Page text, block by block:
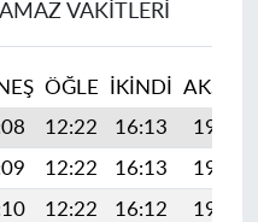
VAKITLERI
ÖĞLE İKINDI
AKŞAM
12:22 16:13
19:26
12:22 16:13
19:25
12:22 16:12
19:24